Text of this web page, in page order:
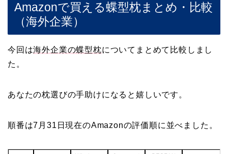
Amazonで買える蝶型枕まとめ・比較
（海外企業）
今回は海外企業の蝶型枕についてまとめて比較しまし
た。
あなたの枕選びの手助けになると嬉しいです。
順番は7月31日現在のAmazonの評価順に並べました。